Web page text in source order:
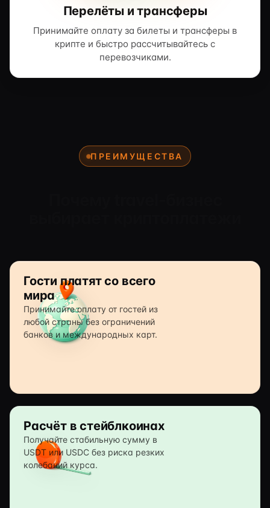
Перелёты и трансферы
Принимайте оплату за билеты и трансферы в
крипте и быстро рассчитывайтесь с
перевозчиками.
ПРЕИМУЩЕСТВА
Гости платят со всего
мира
Принимайте оплату от гостей из
любой страны без ограничений
банков и международных карт.
Расчёт в стейблкоинах
Получайте стабильную сумму в
USDT или USDC без риска резких
колебаний курса.